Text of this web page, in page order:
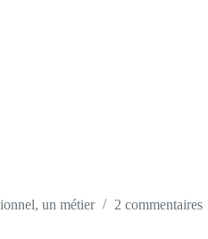
un métier 2 commentaires